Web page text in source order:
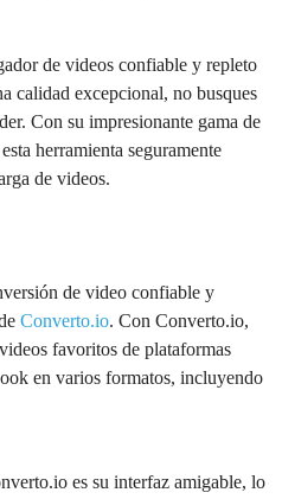
de videos confiable y repleto
calidad excepcional, no busques
Con su impresionante gama de
herramienta seguramente
de videos.
de video confiable y
Converto.io. Con Converto.io,
favoritos de plataformas
en varios formatos, incluyendo
es su interfaz amigable, lo